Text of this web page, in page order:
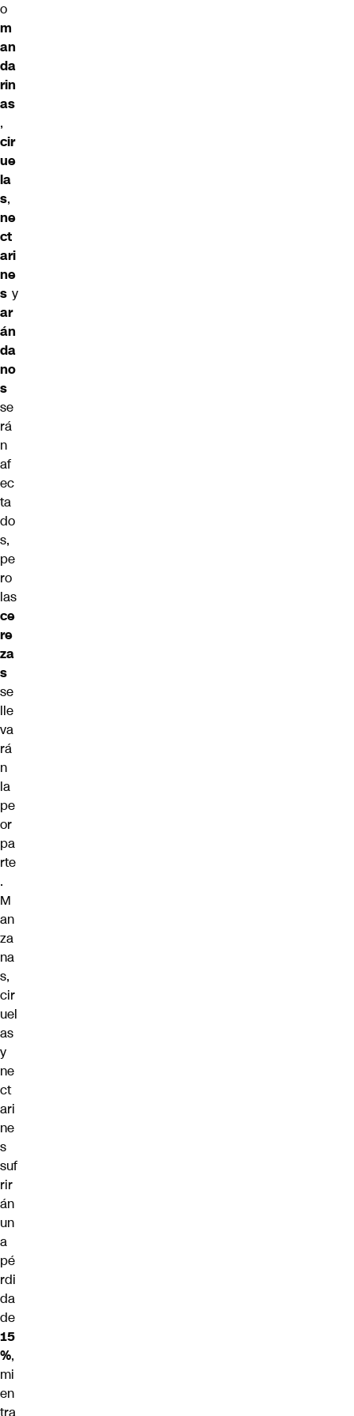
o
m
an
da
rin
as
,
cir
ue
la
s,
ne
ct
ari
ne
s y
ar
án
da
no
s
se
rá
n
af
ec
ta
do
s,
pe
ro
las
ce
re
za
s
se
lle
va
rá
n
la
pe
or
pa
rte
.
M
an
za
na
s,
cir
uel
as
y
ne
ct
ari
ne
s
suf
rir
án
un
a
pé
rdi
da
de
15
%,
mi
en
tra